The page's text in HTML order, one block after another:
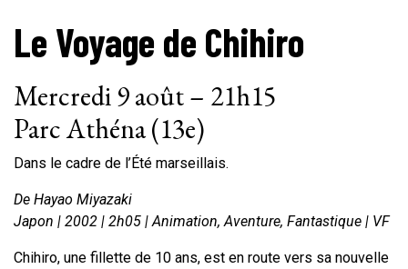
Le Voyage de Chihiro
Mercredi 9 août – 21h15
Parc Athéna (13e)
Dans le cadre de l’Été marseillais.
De Hayao Miyazaki
Japon | 2002 | 2h05 | Animation, Aventure, Fantastique | VF
Chihiro, une fillette de 10 ans, est en route vers sa nouvelle